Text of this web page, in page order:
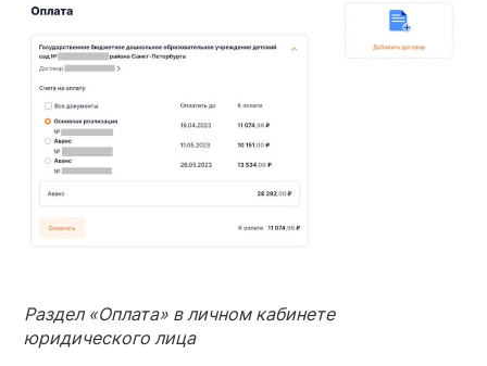
Раздел «Оплата» вличном кабинете
юридического лица